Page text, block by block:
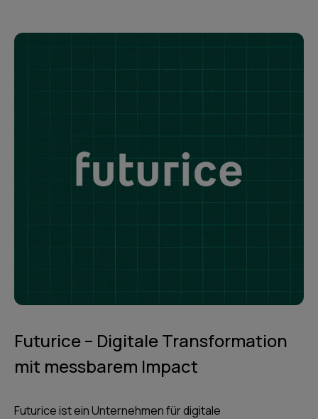
Futurice – Digitale Transformation
mit messbarem Impact
Futurice ist ein Unternehmen für digitale